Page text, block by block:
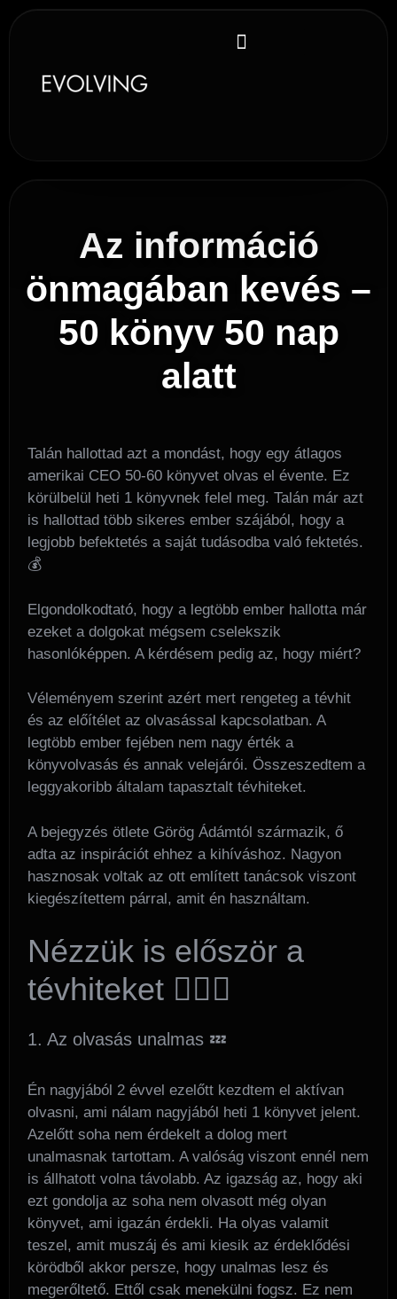
Az információ
önmagában kevés –
50 könyv 50 nap
alatt
Talán hallottad azt a mondást, hogy egy átlagos
amerikai CEO 50-60 könyvet olvas el évente. Ez
körülbelül heti 1 könyvnek felel meg. Talán már azt
is hallottad több sikeres ember szájából, hogy a
legjobb befektetés a saját tudásodba való fektetés.
💰
Elgondolkodtató, hogy a legtöbb ember hallotta már
ezeket a dolgokat mégsem cselekszik
hasonlóképpen. A kérdésem pedig az, hogy miért?
Véleményem szerint azért mert rengeteg a tévhit
és az előítélet az olvasással kapcsolatban. A
legtöbb ember fejében nem nagy érték a
könyvolvasás és annak velejárói. Összeszedtem a
leggyakoribb általam tapasztalt tévhiteket.
A bejegyzés ötlete Görög Ádámtól származik, ő
adta az inspirációt ehhez a kihíváshoz. Nagyon
hasznosak voltak az ott említett tanácsok viszont
kiegészítettem párral, amit én használtam.
Nézzük is először a
tévhiteket 🙅🏻‍♂️
1. Az olvasás unalmas 💤
Én nagyjából 2 évvel ezelőtt kezdtem el aktívan
olvasni, ami nálam nagyjából heti 1 könyvet jelent.
Azelőtt soha nem érdekelt a dolog mert
unalmasnak tartottam. A valóság viszont ennél nem
is állhatott volna távolabb. Az igazság az, hogy aki
ezt gondolja az soha nem olvasott még olyan
könyvet, ami igazán érdekli. Ha olyas valamit
teszel, amit muszáj és ami kiesik az érdeklődési
körödből akkor persze, hogy unalmas lesz és
megerőltető. Ettől csak menekülni fogsz. Ez nem